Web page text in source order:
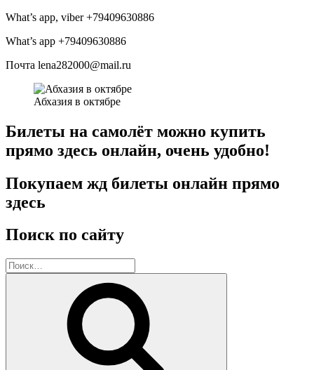
What’s app, viber +79409630886
What’s app +79409630886
Почта lena282000@mail.ru
Абхазия в октябре
Билеты на самолёт можно купить
прямо здесь онлайн, очень удобно!
Покупаем жд билеты онлайн прямо
здесь
Поиск по сайту
Искать: